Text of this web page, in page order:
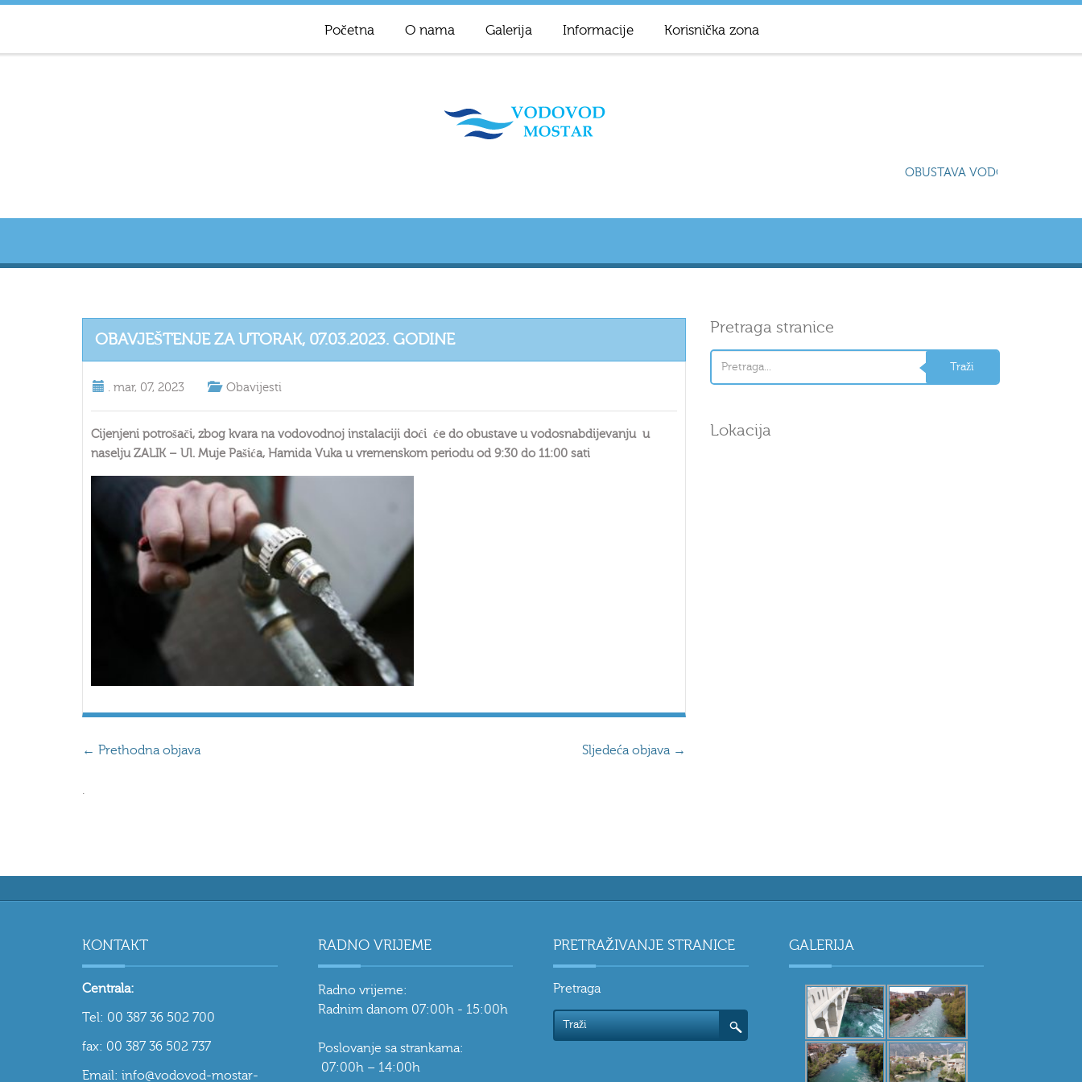
Početna O nama Galerija Informacije Korisnička zona
OBUSTAVA
OBAVJEŠTENJE ZA UTORAK, 07.03.2023. GODINE
. mar, 07, 2023 Obavijesti
Cijenjeni potrošači, zbog kvara na vodovodnoj instalaciji doći će do obustave u vodosnabdijevanju u
naselju ZALIK – Ul. Muje Pašića, Hamida Vuka u vremenskom periodu od 9:30 do 11:00 sati
← Prethodna objava Sljedeća objava →
.
Pretraga stranice
Lokacija
KONTAKT
Centrala:
Tel: 00 387 36 502 700
fax: 00 387 36 502 737
Email: info@vodovod-mostar-
RADNO VRIJEME
Radno vrijeme:
Radnim danom 07:00h - 15:00h
Poslovanje sa strankama:
07:00h – 14:00h
PRETRAŽIVANJE STRANICE
Pretraga
GALERIJA